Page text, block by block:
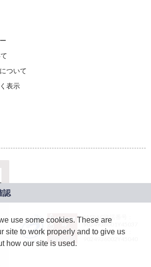
ついて
表示
JASRAC許諾番号：
9024936001Y45037
JASRAC許諾番号：
use some cookies. These are
site to work properly and to give us
how our site is used.